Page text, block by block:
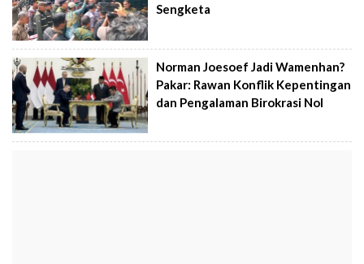
Sengketa
Norman Joesoef Jadi Wamenhan?
Pakar: Rawan Konflik Kepentingan
dan Pengalaman Birokrasi Nol